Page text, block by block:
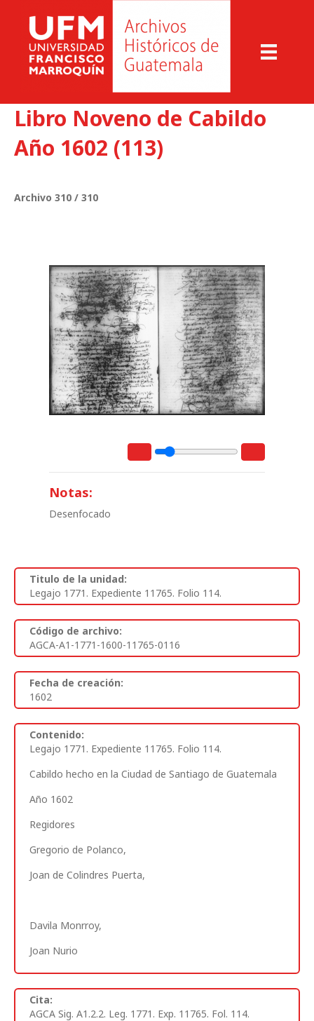
Libro Noveno de Cabildo
Año 1602 (113)
Archivo 310 / 310
Notas:
Desenfocado
Titulo de la unidad:
Legajo 1771. Expediente 11765. Folio 114.
Código de archivo:
AGCA-A1-1771-1600-11765-0116
Fecha de creación:
1602
Contenido:
Legajo 1771. Expediente 11765. Folio 114.
Cabildo hecho en la Ciudad de Santiago de Guatemala
Año 1602
Regidores
Gregorio de Polanco,
Joan de Colindres Puerta,
Davila Monrroy,
Joan Nurio
Cita:
AGCA Sig. A1.2.2. Leg. 1771. Exp. 11765. Fol. 114.